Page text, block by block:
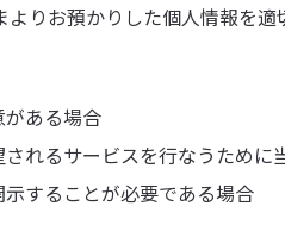
よりお預かりした個人情報を
ある場合
れるサービスを行なうため
することが必要である場合